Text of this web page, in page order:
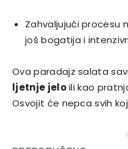
Zahvaljujući procesu
još bogatija i
Ova paradajz salata
ljetnje jeloili kao
Osvojit će nepca svih